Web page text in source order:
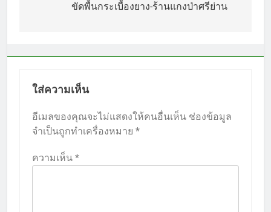
ขัดพื้นกระเบื้องยาง-ร้านแกงป่าศรีย่าน
ใส่ความเห็น
อีเมลของคุณจะไม่แสดงให้คนอื่นเห็น ช่องข้อมูล
จำเป็นถูกทำเครื่องหมาย *
ความเห็น *